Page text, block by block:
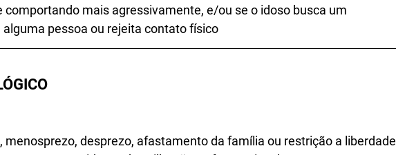
comportando mais agressivamente, e/ou se o idoso busca um
pessoa ou rejeita contato físico
menosprezo, desprezo, afastamento da família ou restrição a liberdade